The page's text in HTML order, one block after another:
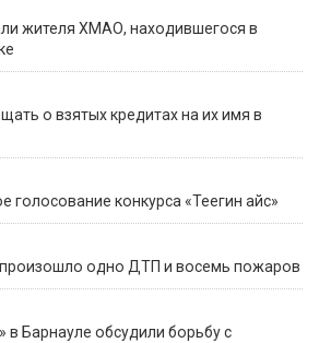
жителя ХМАО, находившегося в
о взятых кредитах на их имя в
голосование конкурса «Теегин айс»
произошло одно ДТП и восемь пожаров
в Барнауле обсудили борьбу с